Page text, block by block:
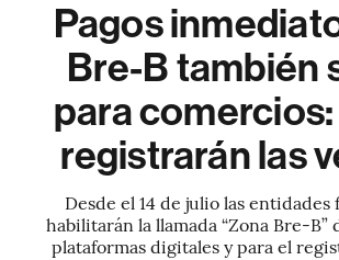
Pagos
Bre-B también
para comercios:
registrarán las
Desde el 14 de julio las
habilitarán la llamada “Zona Bre-B”
plataformas digitales y para el